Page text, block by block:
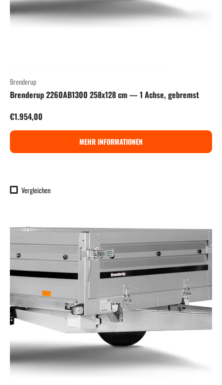
Brenderup
Brenderup 2260AB1300 258x128 cm — 1 Achse, gebremst
Normaler Preis
€1.954,00
MEHR INFORMATIONEN
Vergleichen